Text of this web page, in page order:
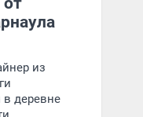
из
в деревне